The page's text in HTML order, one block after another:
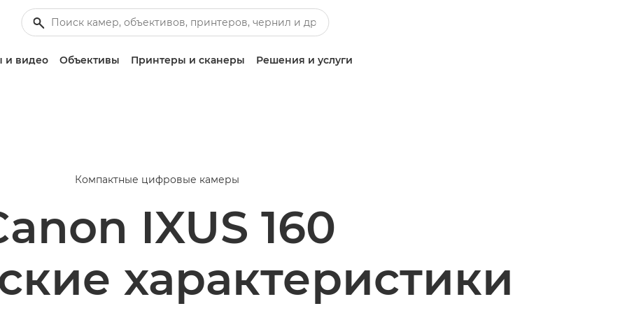
и видео Объективы Принтеры и сканеры Решения и услуги
Компактные цифровые камеры
IXUS 160
характеристики